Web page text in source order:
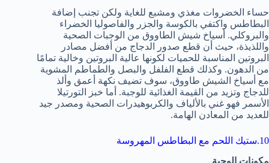
حساء الخضروات مغذي ومشبع للغاية ولكن تجنب إضافة
البطاطس واكتفي بالكوسة والجزر والفاصوليا الخضراء
والبروكلي. أسياخ شيش الطاووق من الوجبات الصحية
واللذيذة، حيث أن قطع صدور الدجاج من أفضل مصادر
البروتين المناسبة للحميات لكونها عالية البروتين وخالية تمامًا
من الدهون. وكذلك قطع الفلفل والبصل والطماطم المشوية
مع أسياخ الشيش طاووق، سوف تضيف نكهة أعمق وألذ
للدجاج وتزيد من القيمة الغذائية للوجبة. أما خبز التورتيلا
الأسمر فهو غني بالألياف والكربوهيدرات الصحية ومصدر جيد
للعديد من المعادن الهامة.
10.ستيك اللحم مع البطاطس المهروسة
مكونات الوجبة